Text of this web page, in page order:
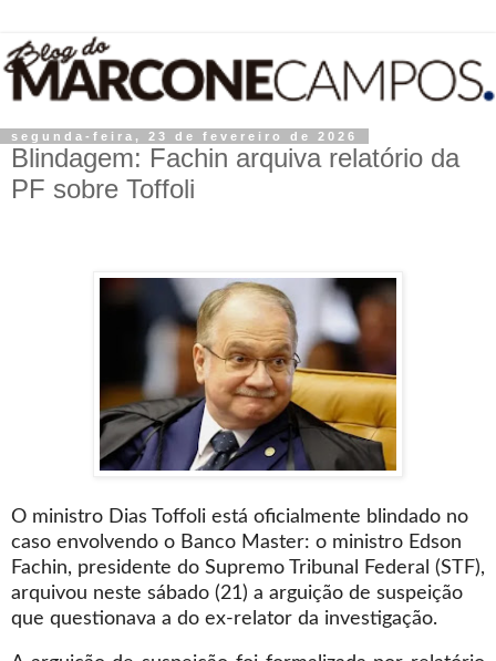
segunda-feira, 23 de fevereiro de 2026
Blindagem: Fachin arquiva relatório da
PF sobre Toffoli
O ministro Dias Toffoli está oficialmente blindado no
caso envolvendo o Banco Master: o ministro Edson
Fachin, presidente do Supremo Tribunal Federal (STF),
arquivou neste sábado (21) a arguição de suspeição
que questionava a do ex-relator da investigação.